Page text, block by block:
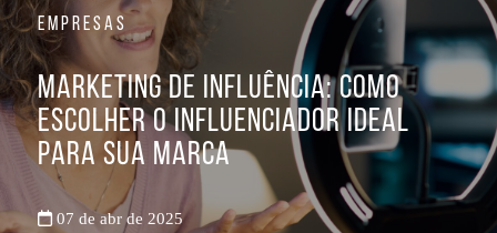
EMPRESAS
Marketing de Influência: Como
Escolher o Influenciador Ideal
para sua Marca
07 de abr de 2025